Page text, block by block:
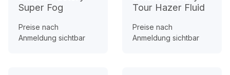
Super Fog
Preise nach
Anmeldung sichtbar
Tour Hazer Fluid
Preise nach
Anmeldung sichtbar